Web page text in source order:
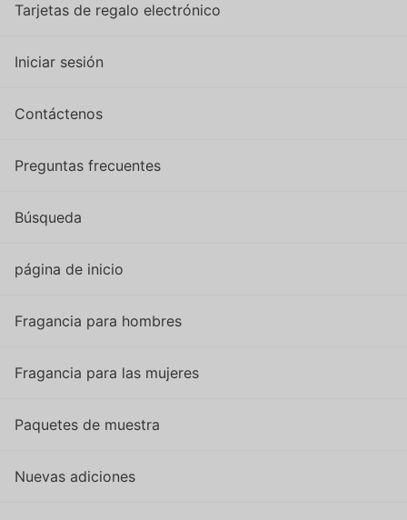
Tarjetas de regalo electrónico
Iniciar sesión
Contáctenos
Preguntas frecuentes
Búsqueda
página de inicio
Fragancia para hombres
Fragancia para las mujeres
Paquetes de muestra
Nuevas adiciones